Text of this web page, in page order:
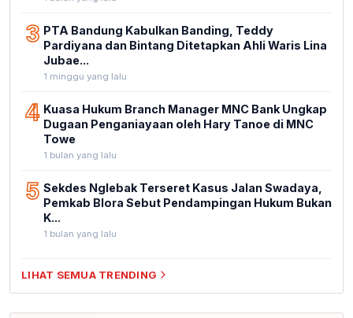
3 PTA Bandung Kabulkan Banding, Teddy
Pardiyana dan Bintang Ditetapkan Ahli Waris Lina
Jubae...
1 minggu yang lalu
4 Kuasa Hukum Branch Manager MNC Bank Ungkap
Dugaan Penganiayaan oleh Hary Tanoe di MNC
Towe
1 bulan yang lalu
5 Sekdes Nglebak Terseret Kasus Jalan Swadaya,
Pemkab Blora Sebut Pendampingan Hukum Bukan
K...
1 bulan yang lalu
LIHAT SEMUA TRENDING